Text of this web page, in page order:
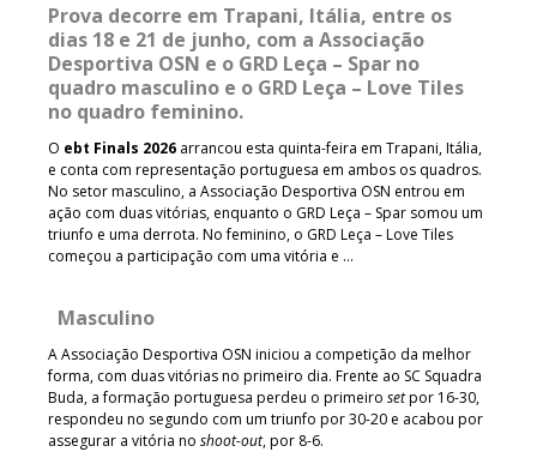
Prova decorre em Trapani, Itália, entre os
dias 18 e 21 de junho, com a Associação
Desportiva OSN e o GRD Leça – Spar no
quadro masculino e o GRD Leça – Love Tiles
no quadro feminino.
O ebt Finals 2026 arrancou esta quinta-feira em Trapani, Itália,
e conta com representação portuguesa em ambos os quadros.
No setor masculino, a Associação Desportiva OSN entrou em
ação com duas vitórias, enquanto o GRD Leça – Spar somou um
triunfo e uma derrota. No feminino, o GRD Leça – Love Tiles
começou a participação com uma vitória e …
Masculino
A Associação Desportiva OSN iniciou a competição da melhor
forma, com duas vitórias no primeiro dia. Frente ao SC Squadra
Buda, a formação portuguesa perdeu o primeiro setpor 16-30,
respondeu no segundo com um triunfo por 30-20 e acabou por
assegurar a vitória no shoot-out, por 8-6.